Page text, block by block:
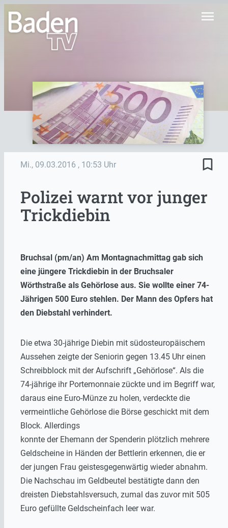
menu
Mi., 09.03.2016 , 10:53 Uhr bookmark_border
Polizei warnt vor junger
Trickdiebin
Bruchsal (pm/an) Am Montagnachmittag gab sich
eine jüngere Trickdiebin in der Bruchsaler
Wörthstraße als Gehörlose aus. Sie wollte einer 74-
Jährigen 500 Euro stehlen. Der Mann des Opfers hat
den Diebstahl verhindert.
Die etwa 30-jährige Diebin mit südosteuropäischem
Aussehen zeigte der Seniorin gegen 13.45 Uhr einen
Schreibblock mit der Aufschrift „Gehörlose“. Als die
74-jährige ihr Portemonnaie zückte und im Begriff war,
daraus eine Euro-Münze zu holen, verdeckte die
vermeintliche Gehörlose die Börse geschickt mit dem
Block. Allerdings
konnte der Ehemann der Spenderin plötzlich mehrere
Geldscheine in Händen der Bettlerin erkennen, die er
der jungen Frau geistesgegenwärtig wieder abnahm.
Die Nachschau im Geldbeutel bestätigte dann den
dreisten Diebstahlsversuch, zumal das zuvor mit 505
Euro gefüllte Geldscheinfach leer war.